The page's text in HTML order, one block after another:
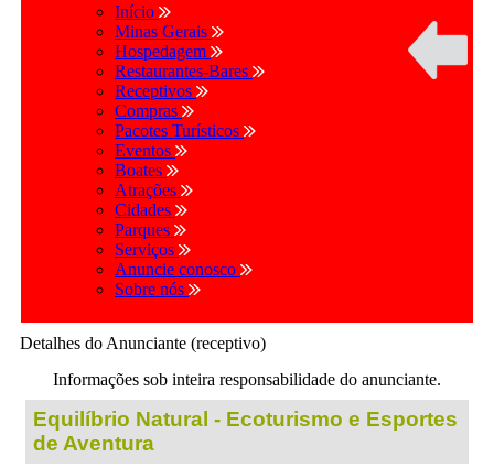
Início
Minas Gerais
Hospedagem
Restaurantes-Bares
Receptivos
Compras
Pacotes Turísticos
Eventos
Boates
Atrações
Cidades
Parques
Serviços
Anuncie conosco
Sobre nós
Detalhes do Anunciante (receptivo)
Informações sob inteira responsabilidade do anunciante.
Equilíbrio Natural - Ecoturismo e Esportes
de Aventura